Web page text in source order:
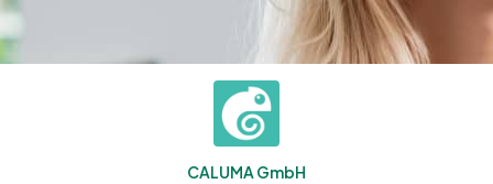
CALUMA GmbH